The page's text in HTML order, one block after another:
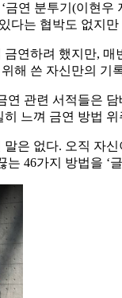
연 분투기(이현
다는 협박도 없지
연하려 했지만,
해 쓴 자신만의 기
연 관련 서적들은
느껴 금연 방법
은 없다. 오직 자
46가지 방법을 ‘